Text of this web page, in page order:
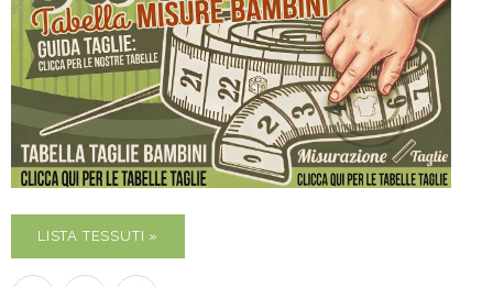
LISTA TESSUTI »